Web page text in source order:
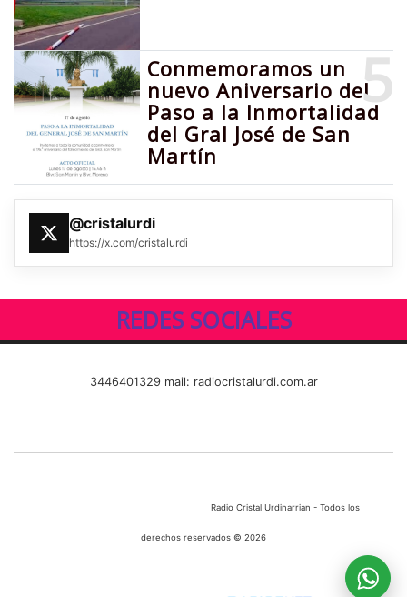
5
Conmemoramos un
nuevo Aniversario del
Paso a la Inmortalidad
del Gral José de San
Martín
@cristalurdi
https://x.com/cristalurdi
REDES SOCIALES
3446401329 mail: radiocristalurdi.com.ar
Radio Cristal Urdinarrian - Todos los
derechos reservados © 2026